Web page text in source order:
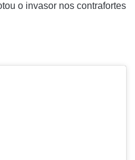
o invasor nos contrafortes